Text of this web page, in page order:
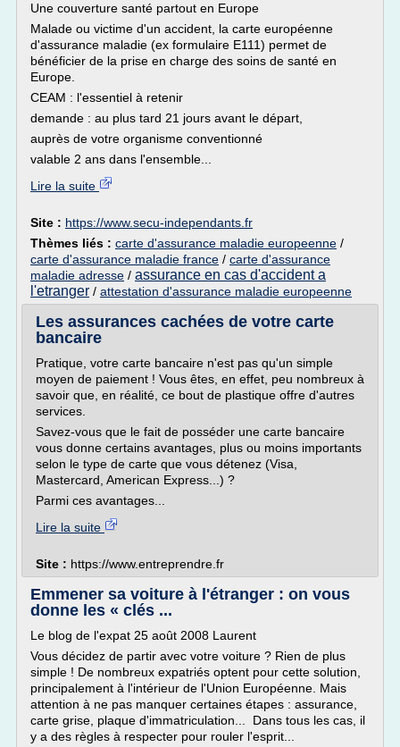
Une couverture santé partout en Europe
Malade ou victime d'un accident, la carte européenne
d'assurance maladie (ex formulaire E111) permet de
bénéficier de la prise en charge des soins de santé en
Europe.
CEAM : l'essentiel à retenir
demande : au plus tard 21 jours avant le départ,
auprès de votre organisme conventionné
valable 2 ans dans l'ensemble...
Lire la suite
Site : https://www.secu-independants.fr
Thèmes liés : carte d'assurance maladie europeenne /
carte d'assurance maladie france / carte d'assurance
maladie adresse / assurance en cas d'accident a
l'etranger / attestation d'assurance maladie europeenne
Les assurances cachées de votre carte
bancaire
Pratique, votre carte bancaire n'est pas qu'un simple
moyen de paiement ! Vous êtes, en effet, peu nombreux à
savoir que, en réalité, ce bout de plastique offre d'autres
services.
Savez-vous que le fait de posséder une carte bancaire
vous donne certains avantages, plus ou moins importants
selon le type de carte que vous détenez (Visa,
Mastercard, American Express...) ?
Parmi ces avantages...
Lire la suite
Site : https://www.entreprendre.fr
Emmener sa voiture à l'étranger : on vous
donne les « clés ...
Le blog de l'expat 25 août 2008 Laurent
Vous décidez de partir avec votre voiture ? Rien de plus
simple ! De nombreux expatriés optent pour cette solution,
principalement à l'intérieur de l'Union Européenne. Mais
attention à ne pas manquer certaines étapes : assurance,
carte grise, plaque d'immatriculation... Dans tous les cas, il
y a des règles à respecter pour rouler l'esprit...